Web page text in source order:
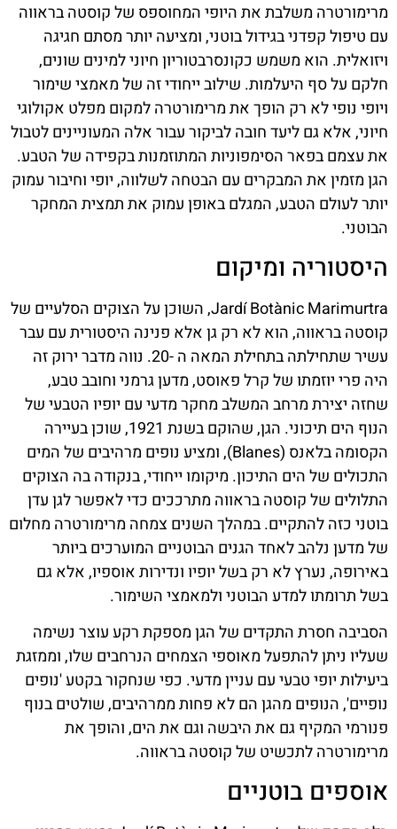
מרימורטרה משלבת את היופי המחוספס של קוסטה בראווה
עם טיפול קפדני בגידול בוטני, ומציעה יותר מסתם חגיגה
ויזואלית. הוא משמש כקונסרבטוריון חיוני למינים שונים,
חלקם על סף היעלמות. שילוב ייחודי זה של מאמצי שימור
ויופי נופי לא רק הופך את מרימורטרה למקום מפלט אקולוגי
חיוני, אלא גם ליעד חובה לביקור עבור אלה המעוניינים לטבול
את עצמם בפאר הסימפוניות המתוזמנות בקפידה של הטבע.
הגן מזמין את המבקרים עם הבטחה לשלווה, יופי וחיבור עמוק
יותר לעולם הטבע, המגלם באופן עמוק את תמצית המחקר
הבוטני.
היסטוריה ומיקום
Jardí Botànic Marimurtra, השוכן על הצוקים הסלעיים של
קוסטה בראווה, הוא לא רק גן אלא פנינה היסטורית עם עבר
עשיר שתחילתה בתחילת המאה ה -20. נווה מדבר ירוק זה
היה פרי יוזמתו של קרל פאוסט, מדען גרמני וחובב טבע,
שחזה יצירת מרחב המשלב מחקר מדעי עם יופיו הטבעי של
הנוף הים תיכוני. הגן, שהוקם בשנת 1921, שוכן בעיירה
הקסומה בלאנס (Blanes), ומציע נופים מרהיבים של המים
התכולים של הים התיכון. מיקומו ייחודי, בנקודה בה הצוקים
התלולים של קוסטה בראווה מתרככים כדי לאפשר לגן עדן
בוטני כזה להתקיים. במהלך השנים צמחה מרימורטרה מחלום
של מדען נלהב לאחד הגנים הבוטניים המוערכים ביותר
באירופה, נערץ לא רק בשל יופיו ונדירות אוספיו, אלא גם
בשל תרומתו למדע הבוטני ולמאמצי השימור.
הסביבה חסרת התקדים של הגן מספקת רקע עוצר נשימה
שעליו ניתן להתפעל מאוספי הצמחים הנרחבים שלו, וממזגת
ביעילות יופי טבעי עם עניין מדעי. כפי שנחקור בקטע 'נופים
נופיים', הנופים מהגן הם לא פחות ממרהיבים, שולטים בנוף
פנורמי המקיף גם את היבשה וגם את הים, והופך את
מרימורטרה לתכשיט של קוסטה בראווה.
אוספים בוטניים